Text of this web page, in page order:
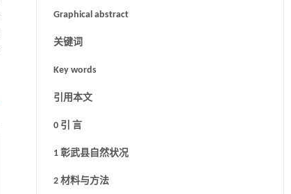
Graphical abstract
关键词
Key words
引用本文
0 引 言
1 彰武县自然状况
2 材料与方法